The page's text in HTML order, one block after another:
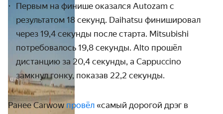
Первым на финише оказался Autozam с
результатом 18 секунд. Daihatsu финишировал
через 19,4 секунды после старта. Mitsubishi
потребовалось 19,8 секунды. Alto прошёл
дистанцию за 20,4 секунды, а Cappuccino
замкнул гонку, показав 22,2 секунды.
Ранее Carwow провёл «самый дорогой дрэг в